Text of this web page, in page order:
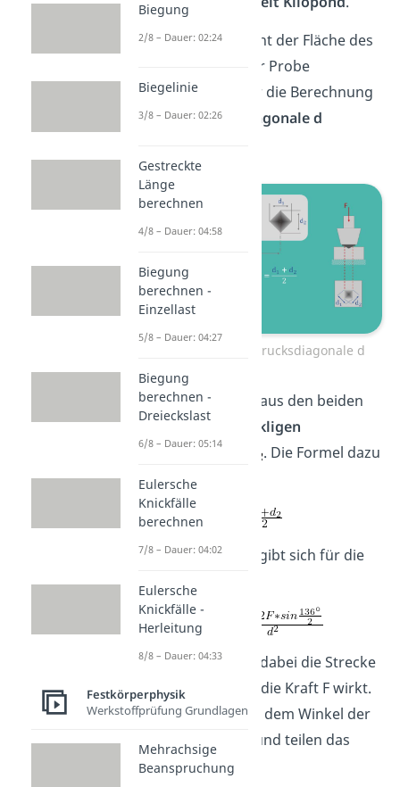
DieFläche Aentspricht der Fläche des
Eindrucks, der auf der Probe
hinterlassen wird. Für die Berechnung
wird dieEindrucksdiagonale d
Berechnung der Eindrucksdiagonale d
Diese berechnet sich aus den beiden
zueinander rechtwinkligen
Diagonalen
und
. Die Formel dazu
lautet:
Zusammengesetzt ergibt sich für die
Vickershärte
Der Sinus beschreibt dabei die Strecke
in x-Richtung, auf die die Kraft F wirkt.
Wir rechnen dazu mit dem Winkel der
Spitze der Pyramide und teilen das
Dreieck auf.
Biegung
2/8 – Dauer: 02:24
Biegelinie
3/8 – Dauer: 02:26
Gestreckte
Länge
berechnen
4/8 – Dauer: 04:58
Biegung
berechnen -
Einzellast
5/8 – Dauer: 04:27
Biegung
berechnen -
Dreieckslast
6/8 – Dauer: 05:14
Eulersche
Knickfälle
berechnen
7/8 – Dauer: 04:02
Eulersche
Knickfälle -
Herleitung
8/8 – Dauer: 04:33
Festkörperphysik
Werkstoffprüfung Grundlagen
Mehrachsige
Beanspruchung